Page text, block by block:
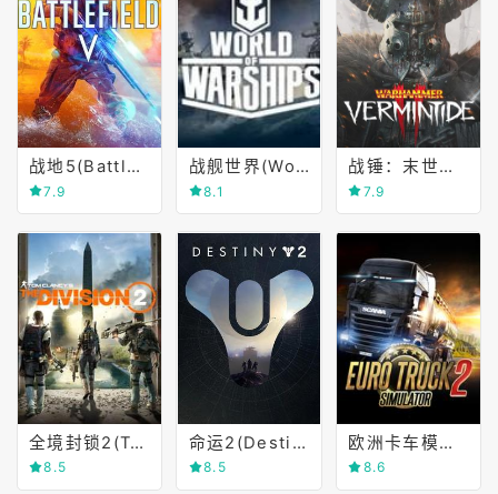
战地5(Battlefield Ⅴ)
7.9
战舰世界(World of Warships)
8.1
战锤：末世鼠疫2(Warhammer)
7.9
全境封锁2(Tom Clancy's The Division 2)
8.5
命运2(Destiny 2)
8.5
欧洲卡车模拟2(Euro Truck Simulator 2)
8.6